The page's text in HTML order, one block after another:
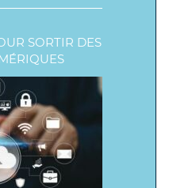
SORTIR DES